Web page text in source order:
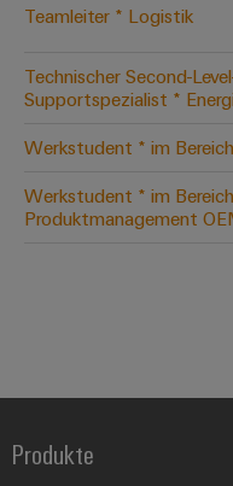
Teamleiter * Logistik
Technischer Second-
Supportspezialist *
Werkstudent * im
Werkstudent * im Bereich
Produktmanagement
Produkte